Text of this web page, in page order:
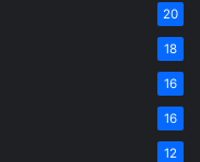
20
18
16
16
12